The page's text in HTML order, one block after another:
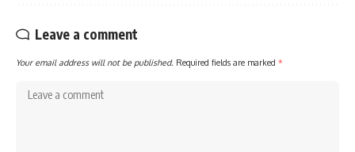
Leave a comment
Your email address will not be published. Required fields are marked *